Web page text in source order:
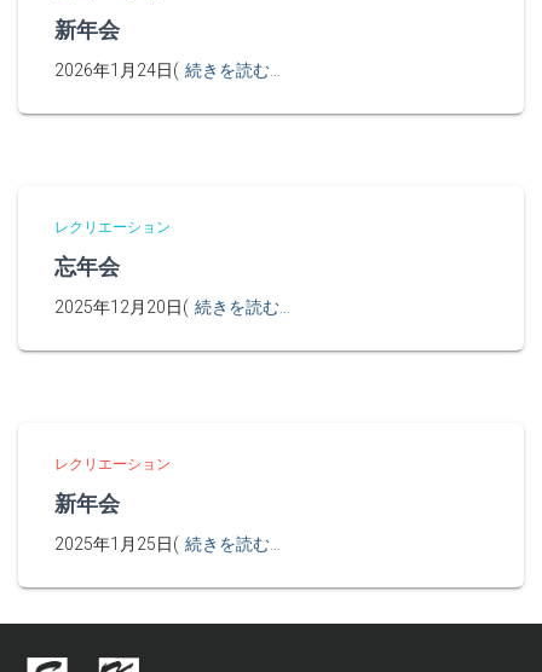
新年会
2026年1月24日( 続きを読む…
レクリエーション
忘年会
2025年12月20日( 続きを読む…
レクリエーション
新年会
2025年1月25日( 続きを読む…